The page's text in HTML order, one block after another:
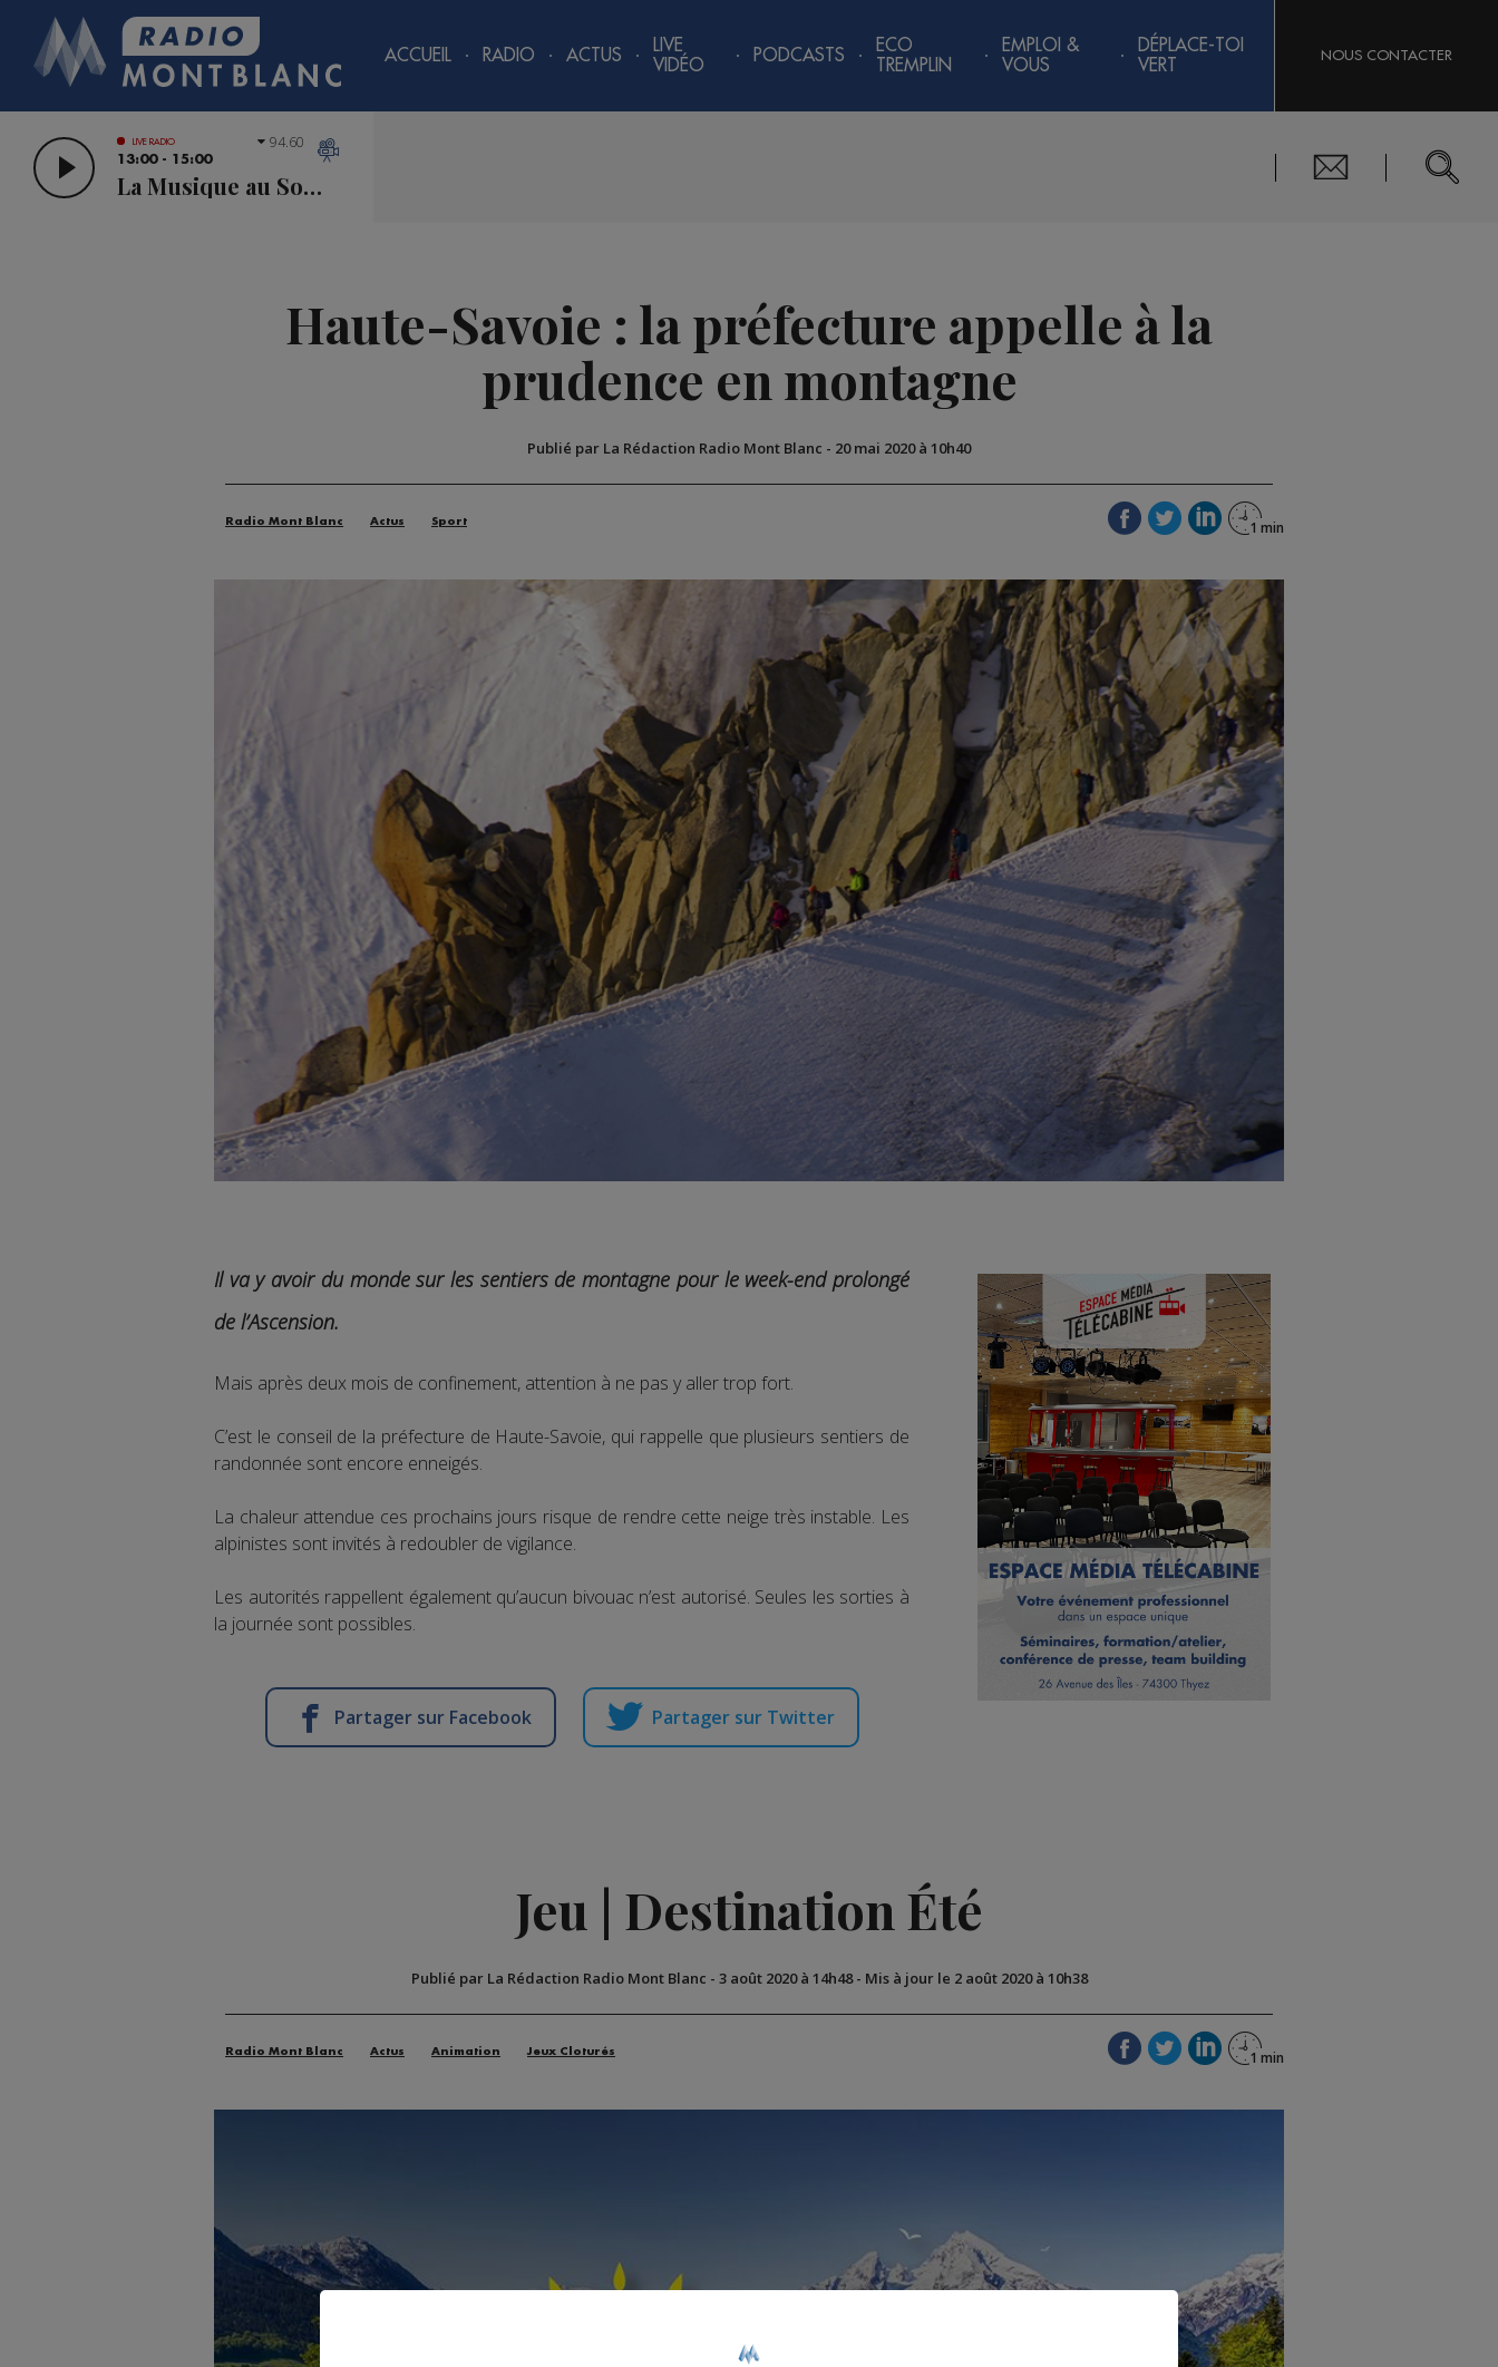
ACCUEIL RADIO ACTUS
LIVE
VIDÉO
PODCASTS
ECO
TREMPLIN
EMPLOI &
VOUS
DÉPLACE-TOI
VERT
NOUS CONTACTER
LIVE RADIO
13:00 - 15:00
La Musique au Sommet
94.60
Haute-Savoie : la préfecture appelle à la
prudence en montagne
Publié par La Rédaction Radio Mont Blanc - 20 mai 2020 à 10h40
Radio Mont Blanc Actus Sport
Il va y avoir du monde sur les sentiers de montagne pour le week-end prolongé
de l’Ascension.
Mais après deux mois de confinement, attention à ne pas y aller trop fort.
C’est le conseil de la préfecture de Haute-Savoie, qui rappelle que plusieurs sentiers de
randonnée sont encore enneigés.
La chaleur attendue ces prochains jours risque de rendre cette neige très instable. Les
alpinistes sont invités à redoubler de vigilance.
Les autorités rappellent également qu’aucun bivouac n’est autorisé. Seules les sorties à
la journée sont possibles.
Partager sur Facebook Partager sur Twitter
Jeu | Destination Été
Publié par La Rédaction Radio Mont Blanc - 3 août 2020 à 14h48- Mis à jour le 2 août 2020 à 10h38
Radio Mont Blanc Actus Animation Jeux Cloturés